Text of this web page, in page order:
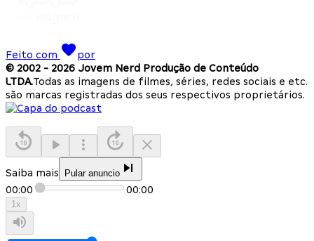
Feito com
por
© 2002 - 2026 Jovem Nerd Produção de Conteúdo
LTDA.Todas as imagens de filmes, séries, redes sociais e etc.
são marcas registradas dos seus respectivos proprietários.
Saiba mais Pular anuncio
00:00 00:00
1x